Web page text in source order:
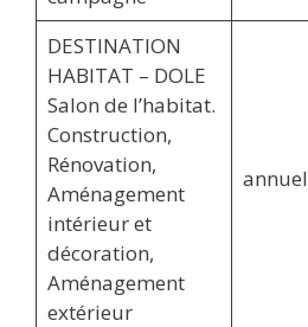
DESTINATION
HABITAT – DOLE
Salon de l’habitat.
Construction,
Rénovation,
Aménagement
intérieur et
décoration,
Aménagement
extérieur
annuel